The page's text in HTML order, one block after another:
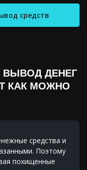
средств
ВЫВОД ДЕНЕГ
КАК МОЖНО
средства и
Поэтому
похищенные